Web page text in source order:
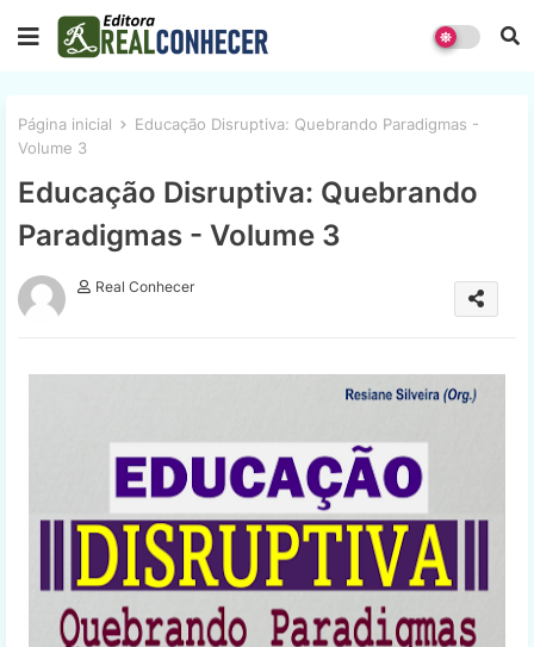
Página inicial
Educação Disruptiva: Quebrando Paradigmas -
Volume 3
Educação Disruptiva: Quebrando
Paradigmas - Volume 3
Real Conhecer